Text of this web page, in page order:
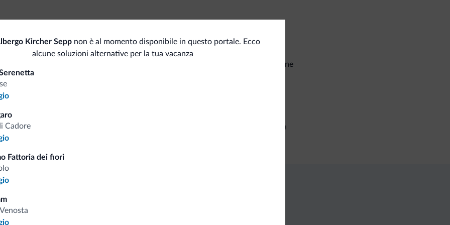
Sport e attività
Maneggio/Equitazione
Cassetta di sicurezza
Kircher Sepp non è al momento disponibile in questo portale. Ecco
alcune soluzioni alternative per la tua vacanza
Cadore
Fattoria dei fiori